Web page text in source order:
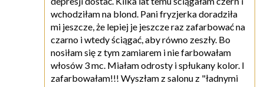
wchodziłam na blond. Pani fryzjerka doradziła
mi jeszcze, że lepiej je jeszcze raz zafarbować na
czarno i wtedy ściągać, aby równo zeszły. Bo
nosiłam się z tym zamiarem i nie farbowałam
włosów 3 mc. Miałam odrosty i spłukany kolor. I
zafarbowałam!!! Wyszłam z salonu z "ładnymi